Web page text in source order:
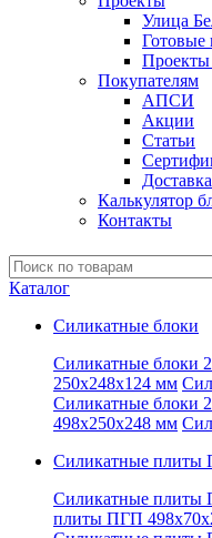
Улица
Готовые
Проекты
Покупателям
АПСИ
Акции
Статьи
Калькулятор
Контакты
Введите
запрос
Каталог
Силикатные блоки
Силикатные блоки
250x248x124 мм
Силикатные блоки
498x250x248 мм
Силикатные
Силикатные плиты
плиты ПГП